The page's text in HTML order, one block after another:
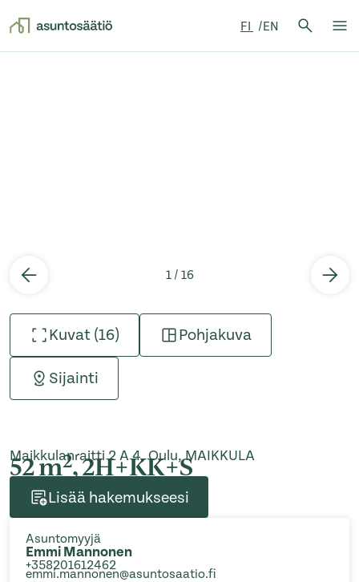
FI EN
Hae:
1 / 16
Kuvat (16) Pohjakuva
Sijainti
Maikkulanraitti 2 A 4, Oulu, MAIKKULA
52 m2, 2H+KK+S
Lisää hakemukseesi
Asuntomyyjä
Emmi Mannonen
+358201612462
emmi.mannonen@asuntosaatio.fi